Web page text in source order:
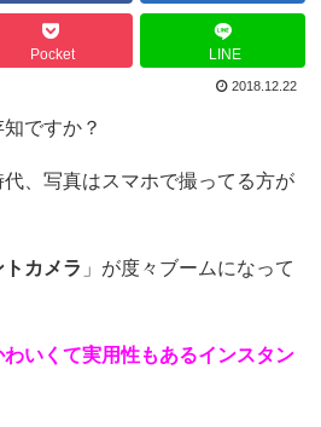
Pocket LINE
2018.12.22
ですか？
、写真はスマホで撮ってる方が
カメラ 」が度々ブームになって
わいくて実用性もあるインスタン